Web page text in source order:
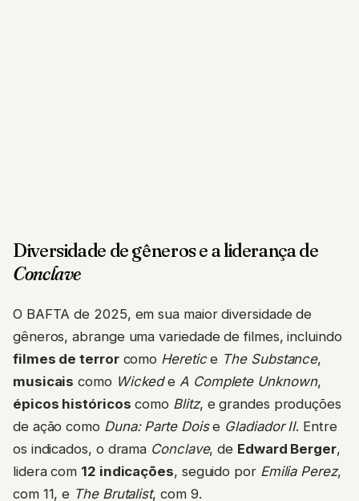
Diversidade de gêneros e a liderança de
Conclave
O BAFTA de 2025, em sua maior diversidade de
gêneros, abrange uma variedade de filmes, incluindo
filmes de terrorcomo Heretice The Substance,
musicais como WickedeA Complete Unknown,
épicos históricos como Blitz, e grandes produções
de ação como Duna: Parte Doise Gladiador II. Entre
os indicados, o drama Conclave, de Edward Berger,
lidera com 12 indicações, seguido por Emilia Perez,
com 11, e The Brutalist, com 9.